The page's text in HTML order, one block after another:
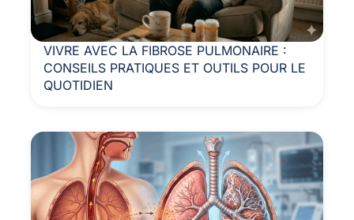
VIVRE AVEC LA FIBROSE PULMONAIRE :
CONSEILS PRATIQUES ET OUTILS POUR LE
QUOTIDIEN